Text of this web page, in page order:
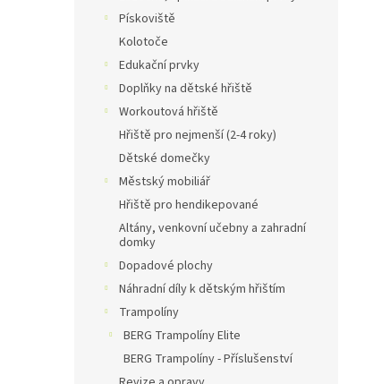
Pískoviště
Kolotoče
Edukační prvky
Doplňky na dětské hřiště
Workoutová hřiště
Hřiště pro nejmenší (2-4 roky)
Dětské domečky
Městský mobiliář
Hřiště pro hendikepované
Altány, venkovní učebny a zahradní
domky
Dopadové plochy
Náhradní díly k dětským hřištím
Trampolíny
BERG Trampolíny Elite
BERG Trampolíny - Příslušenství